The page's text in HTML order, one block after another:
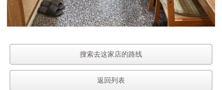
搜索去这家店的路线
返回列表